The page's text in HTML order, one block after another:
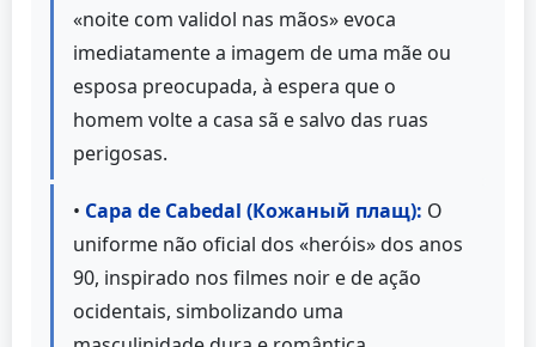
«noite com validol nas mãos» evoca
imediatamente a imagem de uma mãe ou
esposa preocupada, à espera que o
homem volte a casa sã e salvo das ruas
perigosas.
• Capa de Cabedal (Кожаный плащ): O
uniforme não oficial dos «heróis» dos anos
90, inspirado nos filmes noir e de ação
ocidentais, simbolizando uma